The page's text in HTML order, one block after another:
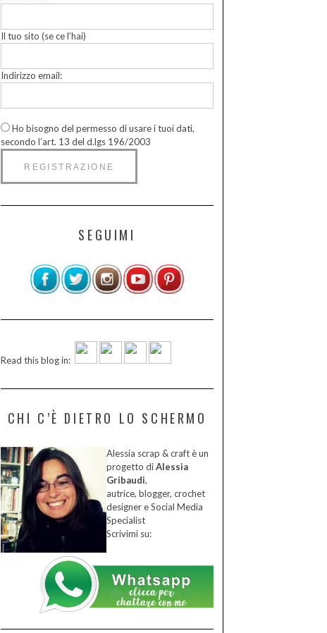
Il tuo sito (se ce l’hai)
Indirizzo email:
Ho bisogno del permesso di usare i tuoi dati,
secondo l’art. 13 del d.lgs 196/2003
SEGUIMI
Read this blog in:
CHI C’È DIETRO LO SCHERMO
Alessia scrap & craft è un
progetto diAlessia
Gribaudi,
autrice, blogger, crochet
designer e Social Media
Specialist
Scrivimi su: